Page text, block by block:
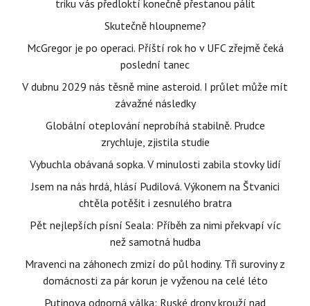
triku vás předloktí konečně přestanou pálit
Skutečně hloupneme?
McGregor je po operaci. Příští rok ho v UFC zřejmě čeká
poslední tanec
V dubnu 2029 nás těsně mine asteroid. I průlet může mít
závažné následky
Globální oteplování neprobíhá stabilně. Prudce
zrychluje, zjistila studie
Vybuchla obávaná sopka. V minulosti zabila stovky lidí
Jsem na nás hrdá, hlásí Pudilová. Výkonem na Štvanici
chtěla potěšit i zesnulého bratra
Pět nejlepších písní Seala: Příběh za nimi překvapí víc
než samotná hudba
Mravenci na záhonech zmizí do půl hodiny. Tři suroviny z
domácnosti za pár korun je vyženou na celé léto
Putinova odporná válka: Ruské drony krouží nad